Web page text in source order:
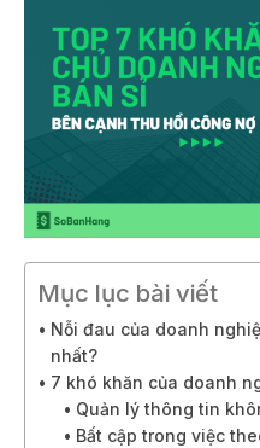
Mục lục bài viết
Nỗi đau của doanh
nhất?
7 khó khăn của doanh
Quản lý thông tin
Bất cập trong việc